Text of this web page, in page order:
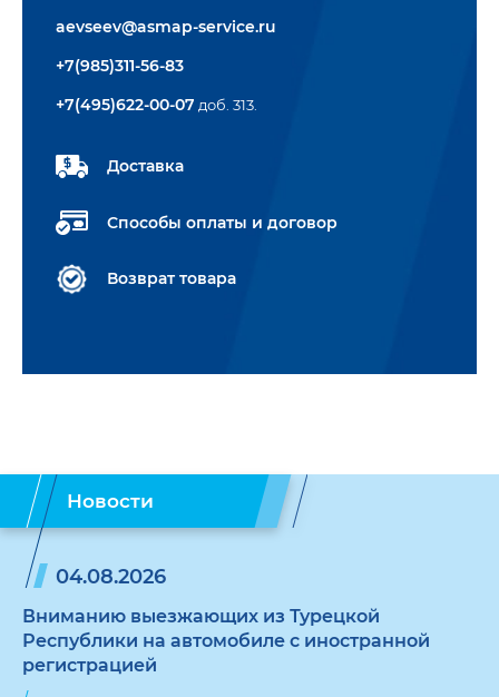
aevseev@asmap-service.ru
+7(985)311-56-83
+7(495)622-00-07 доб. 313.
Доставка
Способы оплаты и договор
Возврат товара
Новости
04.08.2026
Вниманию выезжающих из Турецкой
Республики на автомобиле с иностранной
регистрацией